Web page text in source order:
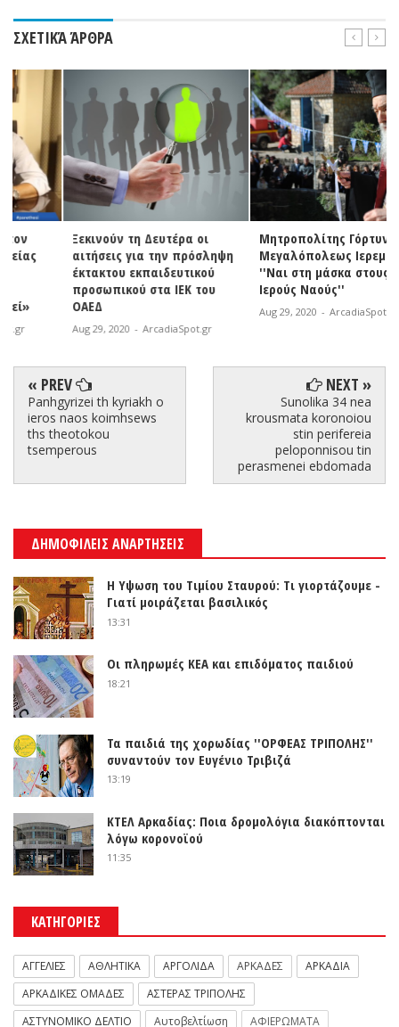
ΣΧΕΤΙΚΆ ΆΡΘΡΑ
Ξεκινούν τη Δευτέρα οι
αιτήσεις για την πρόσληψη
έκτακτου εκπαιδευτικού
προσωπικού στα ΙΕΚ του
ΟΑΕΔ
Aug 29, 2020 - ArcadiaSpot.gr
Μητροπολίτης Γόρτυνος και
Μεγαλόπολεως Ιερεμίας:
''Ναι στη μάσκα στους
Ιερούς Ναούς''
Aug 29, 2020 - ArcadiaSpot.gr
« PREV
Panhgyrizei th kyriakh o
ieros naos koimhsews
ths theotokou
tsemperous
NEXT »
Sunolika 34 nea
krousmata koronoiou
stin perifereia
peloponnisou tin
perasmenei ebdomada
ΔΗΜΟΦΙΛΕΙΣ ΑΝΑΡΤΗΣΕΙΣ
Η Υψωση του Τιμίου Σταυρού: Τι γιορτάζουμε -
Γιατί μοιράζεται βασιλικός
13:31
Οι πληρωμές ΚΕΑ και επιδόματος παιδιού
18:21
Τα παιδιά της χορωδίας ''ΟΡΦΕΑΣ ΤΡΙΠΟΛΗΣ''
συναντούν τον Ευγένιο Τριβιζά
13:19
ΚΤΕΛ Αρκαδίας: Ποια δρομολόγια διακόπτονται
λόγω κορονοϊού
11:35
ΚΑΤΗΓΟΡΙΕΣ
ΑΓΓΕΛΙΕΣ ΑΘΛΗΤΙΚΑ ΑΡΓΟΛΙΔΑ ΑΡΚΑΔΕΣ
ΑΡΚΑΔΙΑ
ΑΡΚΑΔΙΚΕΣ ΟΜΑΔΕΣ
ΑΣΤΕΡΑΣ ΤΡΙΠΟΛΗΣ
ΑΣΤΥΝΟΜΙΚΟ ΔΕΛΤΙΟ
Αυτοβελτίωση ΑΦΙΕΡΩΜΑΤΑ